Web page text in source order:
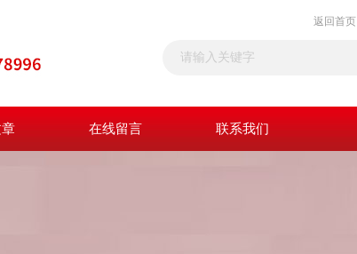
返回首页
在线留言 联系我们